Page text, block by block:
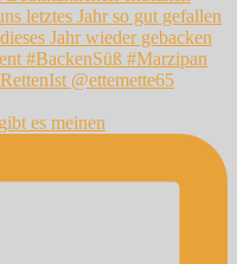
es meinen